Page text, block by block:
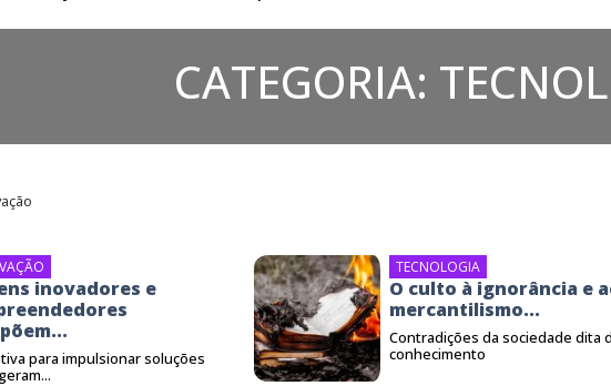
CATEGORIA:
inovadores e
para impulsionar soluções
TECNOLOGIA
O culto à ignorância e
mercantilismo...
Contradições da sociedade dita
conhecimento